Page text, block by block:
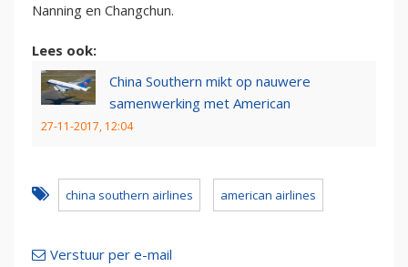
Nanning en Changchun.
Lees ook:
China Southern mikt op nauwere
samenwerking met American
27-11-2017, 12:04
china southern airlines american airlines
Verstuur per e-mail